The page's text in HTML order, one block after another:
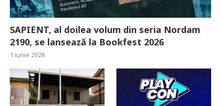
SAPIENT, al doilea volum din seria Nordam
2190, se lansează la Bookfest 2026
1 iunie 2026